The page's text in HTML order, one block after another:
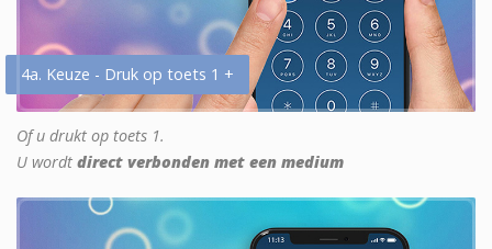
4a. Keuze - Druk op toets 1 +
Of u drukt op toets 1.
U wordt direct verbonden met een medium